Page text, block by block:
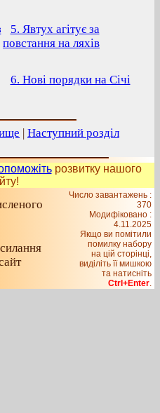
5. Явтух агітує за
повстання на ляхів
6. Нові порядки на Січі
| Наступний розділ
розвитку нашого
Число завантажень :
370
Модифіковано :
4.11.2025
Якщо ви помітили
помилку набору
на цiй сторiнцi,
видiлiть її мишкою
та натисніть
Ctrl+Enter.